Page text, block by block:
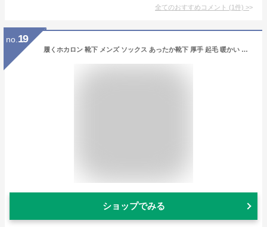
全てのおすすめコメント (1件) >
no. 19
履くホカロン 靴下 メンズ ソックス あったか靴下 厚手 起毛 暖かい クルー丈 裏起毛 パイル 急速発熱糸 冷え性 防寒 冬 紳士 【2A1-1322】 送料無料 通販A15
ショップでみる